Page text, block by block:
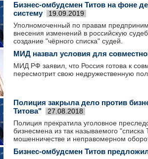
Бизнес-омбудсмен Титов на фоне
систему
19.09.2019
Уполномоченный по правам
внесения изменений в российскую
создание "чёрного списка" судей.
МИД назвал условия для
МИД РФ заявил, что Россия готова к
пересмотрит свою недружественную
Полиция закрыла дело против
Титова"
27.08.2018
Полиция прекратила уголовное
бизнесмена из так называемого
мошенничестве и неправомерном
Бизнес-омбудсмен Титов